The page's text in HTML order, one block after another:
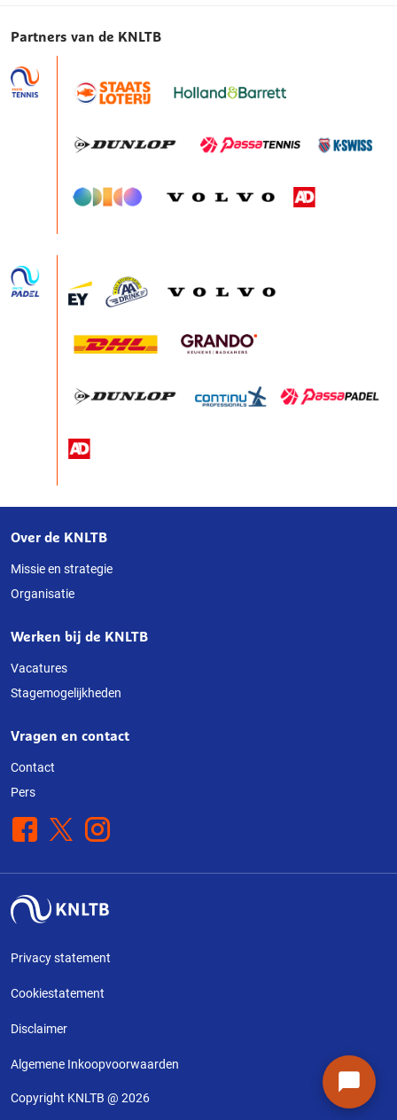
Partners van de KNLTB
Over
deze
website
Over de KNLTB
Missie en strategie
Organisatie
Werken bij de KNLTB
Vacatures
Stagemogelijkheden
Vragen en contact
Contact
Pers
Facebook
X Instagram
Privacy statement
Cookiestatement
Disclaimer
Algemene Inkoopvoorwaarden
Copyright KNLTB @ 2026